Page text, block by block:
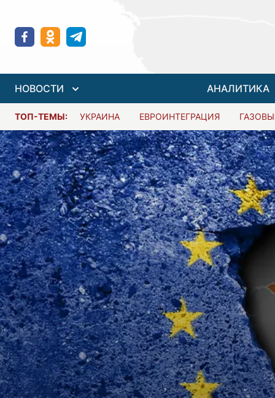
НОВОСТИ АНАЛИТИКА
ТОП-ТЕМЫ: УКРАИНА ЕВРОИНТЕГРАЦИЯ